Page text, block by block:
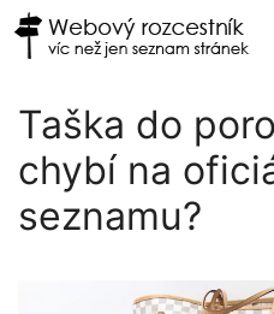
Přeskočit
na
Taška do
chybí na
seznamu?